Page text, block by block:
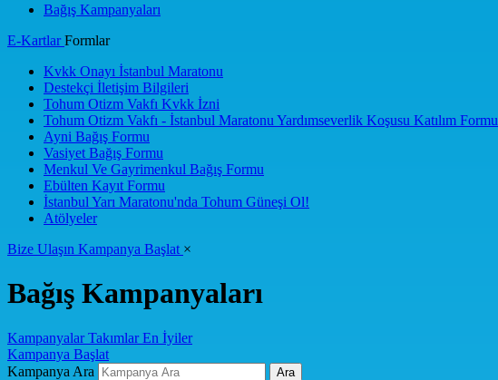
Bağış Kampanyaları
E-KartlarFormlar
Kvkk Onayı İstanbul Maratonu
Destekçi İletişim Bilgileri
Tohum Otizm Vakfı Kvkk İzni
Tohum Otizm Vakfı - İstanbul Maratonu Yardımseverlik Koşusu Katılım Formu
Ayni Bağış Formu
Vasiyet Bağış Formu
Menkul Ve Gayrimenkul Bağış Formu
Ebülten Kayıt Formu
İstanbul Yarı Maratonu'nda Tohum Güneşi Ol!
Atölyeler
Bize Ulaşın Kampanya Başlat ×
Bağış Kampanyaları
KampanyalarTakımlarEn İyiler
Kampanya Başlat
Kampanya Ara
Ara